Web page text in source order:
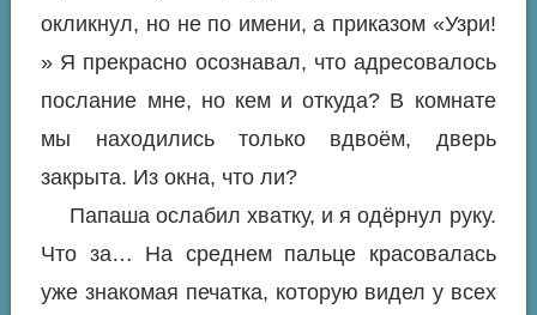
окликнул, но не по имени, а приказом «Узри!
» Я прекрасно осознавал, что адресовалось
послание мне, но кем и откуда? В комнате
мы находились только вдвоём, дверь
закрыта. Из окна, что ли?
Папаша ослабил хватку, и я одёрнул руку.
Что за… На среднем пальце красовалась
уже знакомая печатка, которую видел у всех